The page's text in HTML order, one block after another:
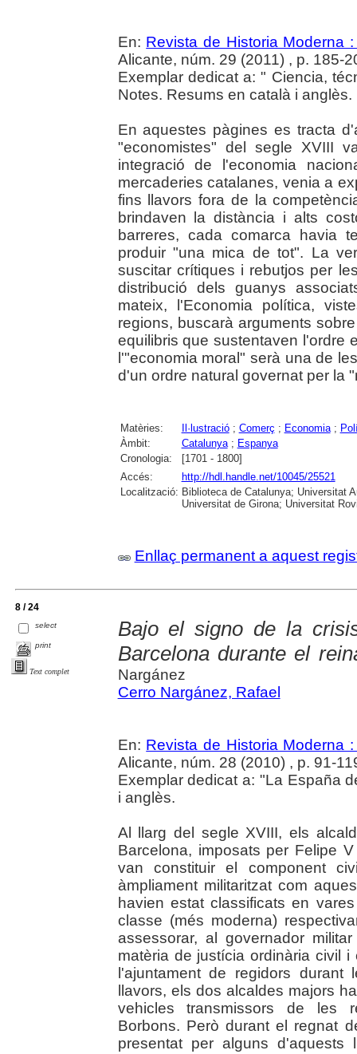
En: Revista de Historia Moderna
Alicante, núm. 29 (2011) , p. 185-
Exemplar dedicat a: " Ciencia,
Notes. Resums en català i anglès.
En aquestes pàgines es tracta
"economistes" del segle XVIII
integració de l'economia
mercaderies catalanes, venia a
fins llavors fora de la
brindaven la distància i alts
barreres, cada comarca havia
produir "una mica de tot". La
suscitar crítiques i rebutjos per
distribució dels guanys
mateix, l'Economia política,
regions, buscarà arguments
equilibris que sustentaven l'ordre
l'"economia moral" serà una de
d'un ordre natural governat per la
Matèries: Il·lustració; Comerç ; Economia;
Àmbit:
Catalunya; Espanya
Cronologia:
[1701 - 1800]
Accés:
http://hdl.handle.net/10045/25521
Localització: Biblioteca de Catalunya; Universitat
Universitat de Girona; Universitat
Enllaç permanent a aquest
8 / 24
select
print
Text complet
Bajo el signo de la
Barcelona durante el
Nargánez
Cerro Nargánez, Rafael
En: Revista de Historia Moderna
Alicante, núm. 28 (2010) , p. 91-
Exemplar dedicat a: "La España
i anglès.
Al llarg del segle XVIII, els
Barcelona, imposats per Felipe
van constituir el component
àmpliament militaritzat com
havien estat classificats en
classe (més moderna)
assessorar, al governador
matèria de justícia ordinària civil
l'ajuntament de regidors
llavors, els dos alcaldes majors
vehicles transmissors de les
Borbons. Però durant el regnat
presentat per alguns